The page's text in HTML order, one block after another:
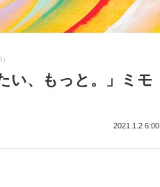
い、もっと。」ミモ
2021.1.2 6:00